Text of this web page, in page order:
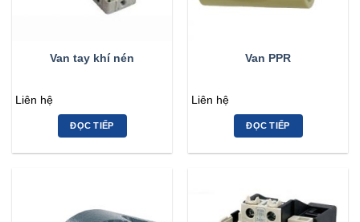
Van tay khí nén
Liên hệ
ĐỌC TIẾP
Van PPR
Liên hệ
ĐỌC TIẾP